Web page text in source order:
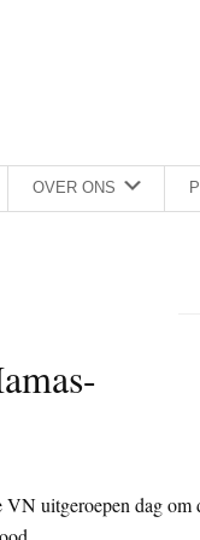
OVER ONS
VN uitgeroepen dag om